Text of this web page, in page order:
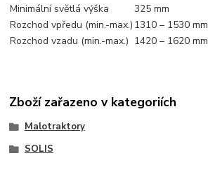
Minimální světlá výška
325 mm
Rozchod vpředu (min.-max.) 1310 – 1530 mm
Rozchod vzadu (min.-max.) 1420 – 1620 mm
Zboží zařazeno v kategoriích
Malotraktory
SOLIS